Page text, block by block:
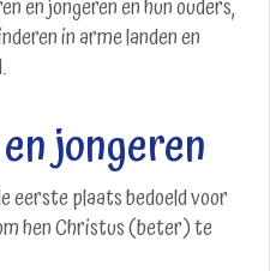
en jongeren en hun ouders,
in arme landen en
jongeren
eerste plaats bedoeld voor
hen Christus (beter) te